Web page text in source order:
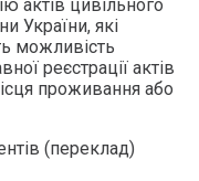
актів цивільного
України, які
можливість
реєстрації актів
проживання або
(переклад)